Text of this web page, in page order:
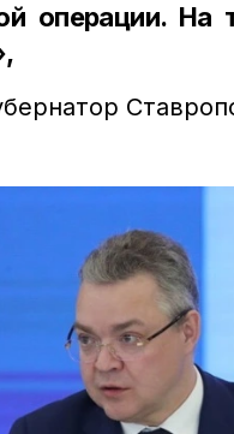
операции. На